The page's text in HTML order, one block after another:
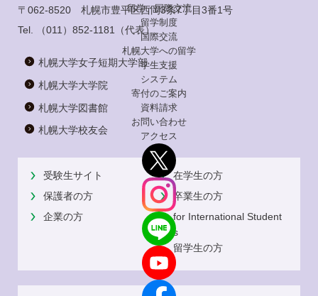
留学・国際交流
留学制度
国際交流
札幌大学への留学
学生支援
システム
寄付のご案内
資料請求
お問い合わせ
アクセス
〒062-8520 札幌市豊平区西岡3条7丁目3番1号
Tel.
（011）852-1181 （代表）
札幌大学女子短期大学部
札幌大学大学院
札幌大学図書館
札幌大学校友会
受験生サイト
在学生の方
保護者の方
卒業生の方
企業の方
for International Student
s
留学生の方